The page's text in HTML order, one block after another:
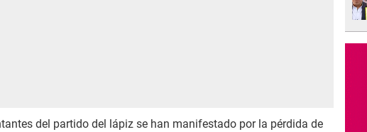
del partido del lápiz se han manifestado por la pérdida de